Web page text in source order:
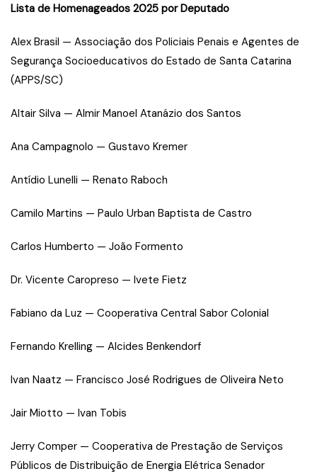
Lista de Homenageados 2025 por Deputado
Alex Brasil — Associação dos Policiais Penais e Agentes de
Segurança Socioeducativos do Estado de Santa Catarina
(APPS/SC)
Altair Silva — Almir Manoel Atanázio dos Santos
Ana Campagnolo — Gustavo Kremer
Antídio Lunelli — Renato Raboch
Camilo Martins — Paulo Urban Baptista de Castro
Carlos Humberto — João Formento
Dr. Vicente Caropreso — Ivete Fietz
Fabiano da Luz — Cooperativa Central Sabor Colonial
Fernando Krelling — Alcides Benkendorf
Ivan Naatz — Francisco José Rodrigues de Oliveira Neto
Jair Miotto — Ivan Tobis
Jerry Comper — Cooperativa de Prestação de Serviços
Públicos de Distribuição de Energia Elétrica Senador